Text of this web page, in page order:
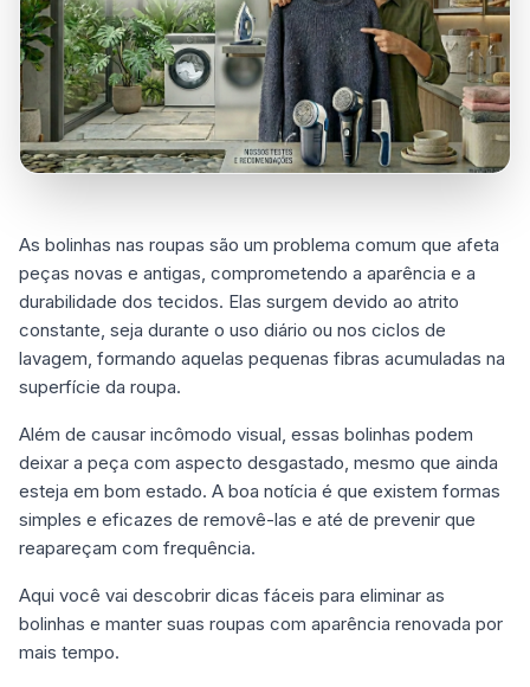
As bolinhas nas roupas são um problema comum que afeta
peças novas e antigas, comprometendo a aparência e a
durabilidade dos tecidos. Elas surgem devido ao atrito
constante, seja durante o uso diário ou nos ciclos de
lavagem, formando aquelas pequenas fibras acumuladas na
superfície da roupa.
Além de causar incômodo visual, essas bolinhas podem
deixar a peça com aspecto desgastado, mesmo que ainda
esteja em bom estado. A boa notícia é que existem formas
simples e eficazes de removê-las e até de prevenir que
reapareçam com frequência.
Aqui você vai descobrir dicas fáceis para eliminar as
bolinhas e manter suas roupas com aparência renovada por
mais tempo.